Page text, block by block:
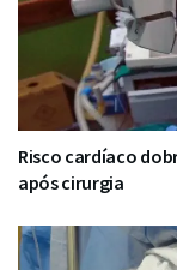
Risco cardíaco
após cirurgia